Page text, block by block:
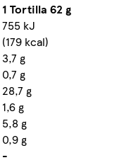
1 Tortilla 62 g
755 kJ
(179 kcal)
3,7 g
0,7 g
28,7 g
1,6 g
5,8 g
0,9 g
-